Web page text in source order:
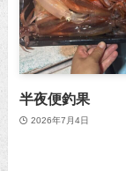
半夜便釣果
2026年7月4日